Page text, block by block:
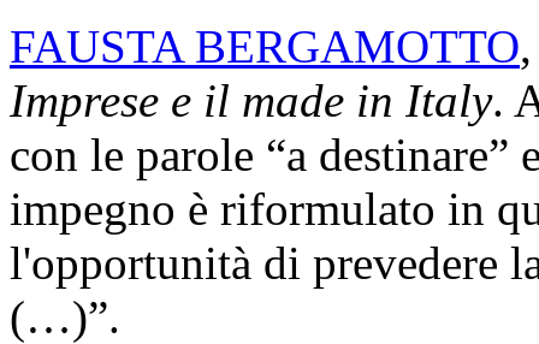
FAUSTA BERGAMOTTO,
Imprese e il made in Italy.
con le parole “a destinare”
impegno è riformulato in
l'opportunità di prevedere
(…)”.